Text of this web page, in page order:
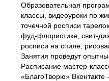
Образовательная
классы, видеоуроки по
точечной росписи
фуд-флористике, свит-
росписи на спиле,
Занятия проведут
Расписание мастер-
«БлагоТворю» Вконтакте -